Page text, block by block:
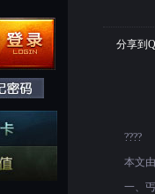
分享到
????
本文
一、